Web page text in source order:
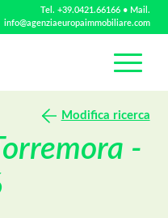
Tel. +39.0421.66166• Mail.
info@agenziaeuropaimmobiliare.com
-
Modifica ricerca